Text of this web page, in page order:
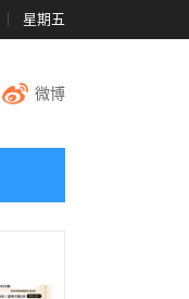
星期五
微博